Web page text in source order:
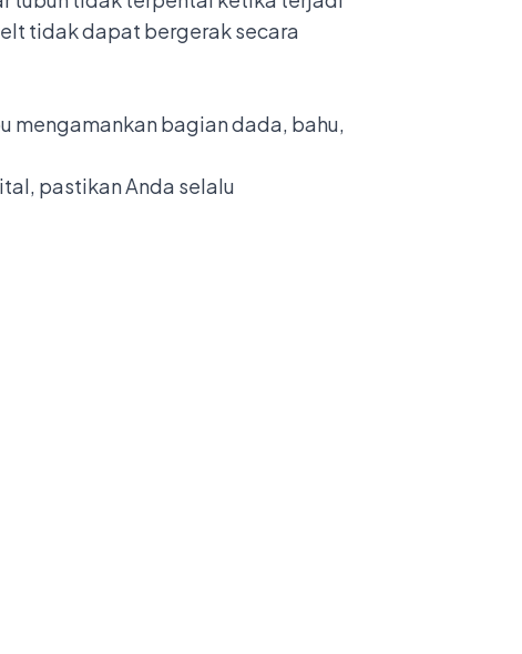
tidak dapat bergerak secara
mengamankan bagian dada, bahu,
pastikan Anda selalu